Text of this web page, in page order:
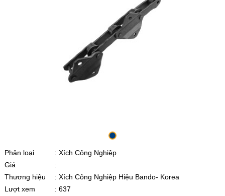
Phân loại
: Xích Công Nghiệp
Giá
:
Thương hiệu
: Xích Công Nghiệp Hiệu Bando- Korea
Lượt xem
: 637